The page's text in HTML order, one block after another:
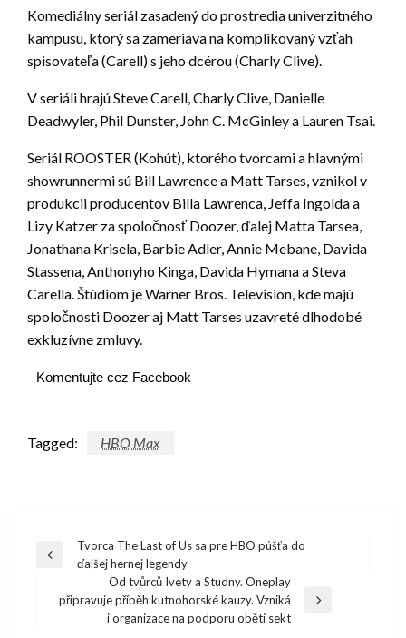
Komediálny seriál zasadený do prostredia univerzitného
kampusu, ktorý sa zameriava na komplikovaný vzťah
spisovateľa (Carell) s jeho dcérou (Charly Clive).
V seriáli hrajú Steve Carell, Charly Clive, Danielle
Deadwyler, Phil Dunster, John C. McGinley a Lauren Tsai.
Seriál ROOSTER (Kohút), ktorého tvorcami a hlavnými
showrunnermi sú Bill Lawrence a Matt Tarses, vznikol v
produkcii producentov Billa Lawrenca, Jeffa Ingolda a
Lizy Katzer za spoločnosť Doozer, ďalej Matta Tarsea,
Jonathana Krisela, Barbie Adler, Annie Mebane, Davida
Stassena, Anthonyho Kinga, Davida Hymana a Steva
Carella. Štúdiom je Warner Bros. Television, kde majú
spoločnosti Doozer aj Matt Tarses uzavreté dlhodobé
exkluzívne zmluvy.
Komentujte cez Facebook
Tagged: HBO Max
Navigácia
článku
Previous
Tvorca The Last of Us sa pre HBO púšťa do
ďalšej hernej legendy
Next
Od tvůrců Ivety a Studny. Oneplay
připravuje příběh kutnohorské kauzy. Vzniká
i organizace na podporu obětí sekt